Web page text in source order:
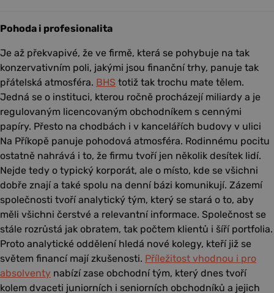
Pohoda i profesionalita
Je až překvapivé, že ve firmě, která se pohybuje na tak
konzervativním poli, jakými jsou finanční trhy, panuje tak
přátelská atmosféra. BHS totiž tak trochu mate tělem.
Jedná se o instituci, kterou ročně procházejí miliardy a je
regulovaným licencovaným obchodníkem s cennými
papíry. Přesto na chodbách i v kancelářích budovy v ulici
Na Příkopě panuje pohodová atmosféra. Rodinnému pocitu
ostatně nahrává i to, že firmu tvoří jen několik desítek lidí.
Nejde tedy o typický korporát, ale o místo, kde se všichni
dobře znají a také spolu na denní bázi komunikují. Zázemí
společnosti tvoří analytický tým, který se stará o to, aby
měli všichni čerstvé a relevantní informace. Společnost se
stále rozrůstá jak obratem, tak počtem klientů i šíří portfolia.
Proto analytické oddělení hledá nové kolegy, kteří již se
světem financí mají zkušenosti. Příležitost vhodnou i pro
absolventy nabízí zase obchodní tým, který dnes tvoří
kolem dvaceti juniorních i seniorních obchodníků a jejich